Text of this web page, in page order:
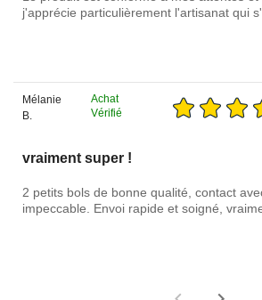
j'apprécie particulièrement l'artisanat qui
Mélanie
B.
Achat
Vérifié
vraiment super !
2 petits bols de bonne qualité, contact
impeccable. Envoi rapide et soigné,